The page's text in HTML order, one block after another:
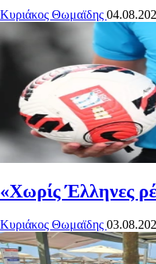
Κυριάκος Θωμαϊδης
«Χωρίς Έλληνες
Κυριάκος Θωμαϊδης